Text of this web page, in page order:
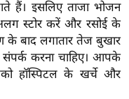
हैं। इसलिए ताजा भोजन
स्टोर करें और रसोई के
के बाद लगातार तेज बुखार
करना चाहिए। आपके
हॉस्पिटल के खर्चे और